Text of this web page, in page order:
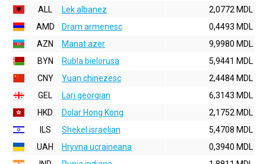
ALL
Lek albanez
2,0772 MDL
AMD
Dram armenesc
0,4493 MDL
AZN
Manat azer
9,9980 MDL
BYN
Rubla bielorusa
5,9441 MDL
CNY
Yuan chinezesc
2,4484 MDL
GEL
Lari georgian
6,3143 MDL
HKD
Dolar Hong Kong
2,1752 MDL
ILS
Shekel israelian
5,4708 MDL
UAH
Hryvna ucraineana
0,3940 MDL